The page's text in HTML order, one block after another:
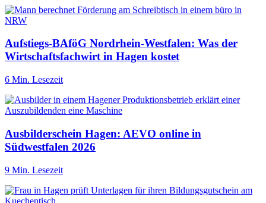
Aufstiegs-BAföG Nordrhein-Westfalen: Was der
Wirtschaftsfachwirt in Hagen kostet
6 Min. Lesezeit
Ausbilderschein Hagen: AEVO online in
Südwestfalen 2026
9 Min. Lesezeit